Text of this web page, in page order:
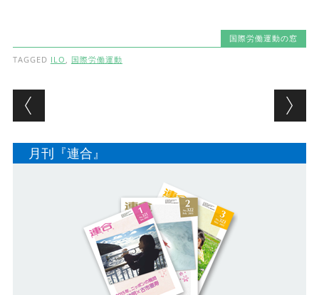
国際労働運動の窓
TAGGED ILO 国際労働運動
Post navigation
月刊『連合』